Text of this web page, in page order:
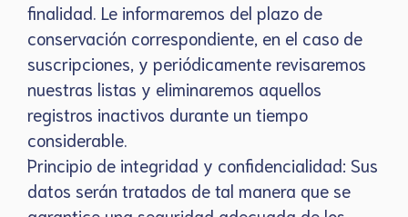
finalidad. Le informaremos del plazo de
conservación correspondiente, en el caso de
suscripciones, y periódicamente revisaremos
nuestras listas y eliminaremos aquellos
registros inactivos durante un tiempo
considerable.
Principio de integridad y confidencialidad: Sus
datos serán tratados de tal manera que se